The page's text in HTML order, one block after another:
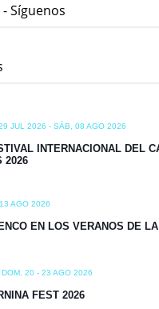
Síguenos
JUL 2026 - SÁB, 08 AGO 2026
INTERNACIONAL DEL
2026
AGO 2026
EN LOS VERANOS DE
DOM, 20 - 23 AGO 2026
FEST 2026